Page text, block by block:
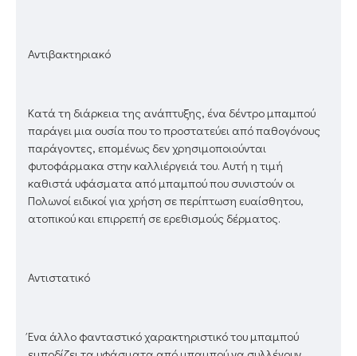
Αντιβακτηριακό
Κατά τη διάρκεια της ανάπτυξης, ένα δέντρο μπαμπού
παράγει μια ουσία που το προστατεύει από παθογόνους
παράγοντες, επομένως δεν χρησιμοποιούνται
φυτοφάρμακα στην καλλιέργειά του. Αυτή η τιμή
καθιστά υφάσματα από μπαμπού που συνιστούν οι
Πολωνοί ειδικοί για χρήση σε περίπτωση ευαίσθητου,
ατοπικού και επιρρεπή σε ερεθισμούς δέρματος.
Αντιστατικό
Ένα άλλο φανταστικό χαρακτηριστικό του μπαμπού